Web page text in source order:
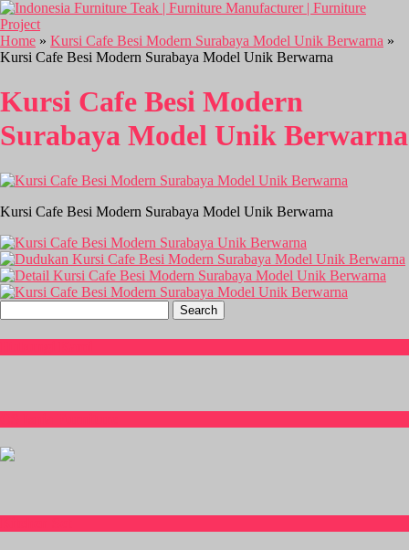
Home » Kursi Cafe Besi Modern Surabaya Model Unik Berwarna »
Kursi Cafe Besi Modern Surabaya Model Unik Berwarna
Kursi Cafe Besi Modern
Surabaya Model Unik Berwarna
Kursi Cafe Besi Modern Surabaya Model Unik Berwarna
for: